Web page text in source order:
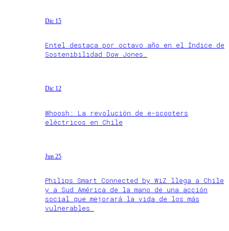
Dic 15
Entel destaca por octavo año en el Índice de
Sostenibilidad Dow Jones.
Dic 12
Whoosh: La revolución de e-scooters
eléctricos en Chile
Jun 25
Philips Smart Connected by WiZ llega a Chile
y a Sud América de la mano de una acción
social que mejorará la vida de los más
vulnerables